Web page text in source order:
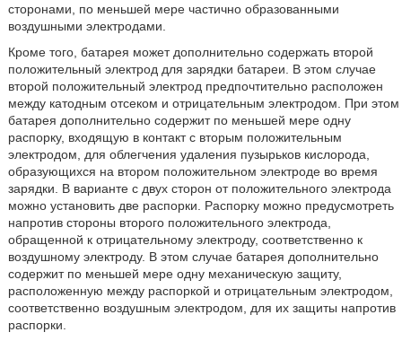
сторонами, по меньшей мере частично образованными
воздушными электродами.
Кроме того, батарея может дополнительно содержать второй
положительный электрод для зарядки батареи. В этом случае
второй положительный электрод предпочтительно расположен
между катодным отсеком и отрицательным электродом. При этом
батарея дополнительно содержит по меньшей мере одну
распорку, входящую в контакт с вторым положительным
электродом, для облегчения удаления пузырьков кислорода,
образующихся на втором положительном электроде во время
зарядки. В варианте с двух сторон от положительного электрода
можно установить две распорки. Распорку можно предусмотреть
напротив стороны второго положительного электрода,
обращенной к отрицательному электроду, соответственно к
воздушному электроду. В этом случае батарея дополнительно
содержит по меньшей мере одну механическую защиту,
расположенную между распоркой и отрицательным электродом,
соответственно воздушным электродом, для их защиты напротив
распорки.